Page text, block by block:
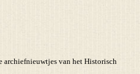
archiefnieuwtjes van het Historisch